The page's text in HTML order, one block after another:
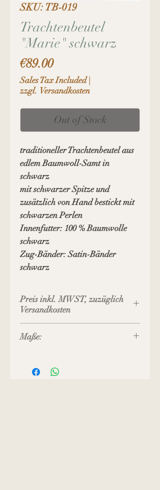
SKU: TB-019
Trachtenbeutel
"Marie" schwarz
€89.00Price
Sales Tax Included|
zzgl. Versandkosten
Out of Stock
traditioneller Trachtenbeutel aus
edlem Baumwoll-Samt in
schwarz
mit schwarzer Spitze und
zusätzlich von Hand bestickt mit
schwarzen Perlen
Innenfutter: 100 % Baumwolle
schwarz
Zug-Bänder: Satin-Bänder
schwarz
Preis inkl. MWST, zuzüglich
Versandkosten
Maße:
12 cm